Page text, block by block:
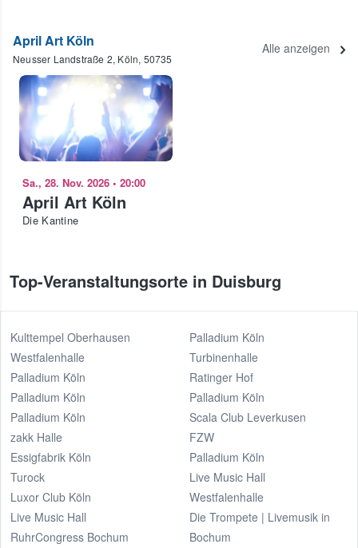
April Art Köln
Neusser Landstraße 2, Köln, 50735
Alle anzeigen
Sa., 28. Nov. 2026 • 20:00
April Art Köln
Die Kantine
Top-Veranstaltungsorte in Duisburg
Kulttempel Oberhausen
Westfalenhalle
Palladium Köln
Palladium Köln
Palladium Köln
zakk Halle
Essigfabrik Köln
Turock
Luxor Club Köln
Live Music Hall
RuhrCongress Bochum
Palladium Köln
Turbinenhalle
Ratinger Hof
Palladium Köln
Scala Club Leverkusen
FZW
Palladium Köln
Live Music Hall
Westfalenhalle
Die Trompete | Livemusik in
Bochum